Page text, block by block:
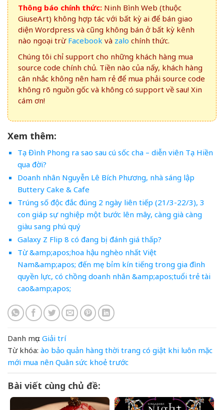
Thông báo chính thức: Ninh Bình Web (thuộc
GiuseArt) không hợp tác với bất kỳ ai để bán giao
diện Wordpress và cũng không bán ở bất kỳ kênh
nào ngoại trừ Facebook và zalo chính thức.
Chúng tôi chỉ support cho những khách hàng mua
source code chính chủ. Tiền nào của nấy, khách hàng
cân nhắc không nên ham rẻ để mua phải source code
không rõ nguồn gốc và không có support về sau! Xin
cám ơn!
Xem thêm:
Tạ Đình Phong ra sao sau cú sốc cha – diễn viên Tạ Hiền
qua đời?
Doanh nhân Nguyễn Lê Bích Phương, nhà sáng lập
Buttery Cake & Cafe
Trúng số độc đắc đúng 2 ngày liên tiếp (21/3-22/3), 3
con giáp sự nghiệp một bước lên mây, càng già càng
giàu sang phú quý
Galaxy Z Flip 8 có đang bị đánh giá thấp?
Từ &amp;apos;hoa hậu nghèo nhất Việt
Nam&amp;apos; đến mẹ bỉm kín tiếng trong gia đình
quyền lực, có chồng doanh nhân &amp;apos;tuổi trẻ tài
cao&amp;apos;
Danh mục: Giải trí
Từ khóa: ào bảo quản hàng thời trang có giật khi luôn mặc
mới mua nên Quân sức khoẻ trước
Bài viết cùng chủ đề: